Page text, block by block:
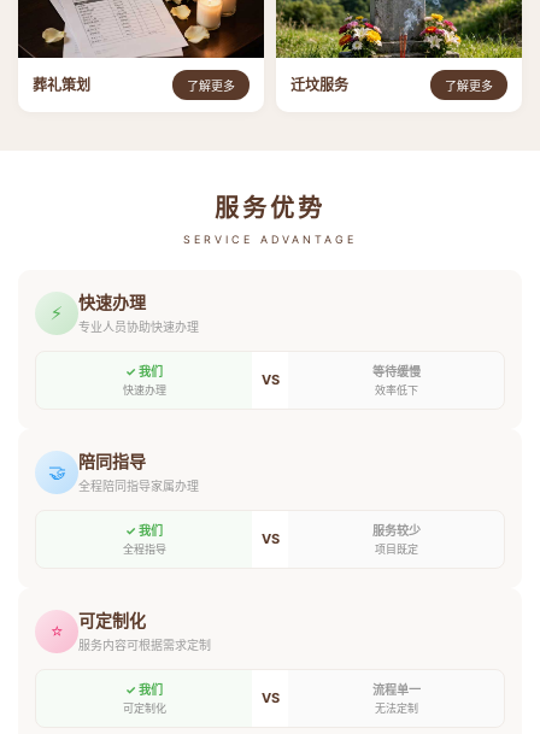
葬礼策划 了解更多 迁坟服务 了解更多
服务优势
SERVICE ADVANTAGE
⚡ 快速办理
专业人员协助快速办理
✓ 我们
快速办理
VS 等待缓慢
效率低下
🤝 陪同指导
全程陪同指导家属办理
✓ 我们
全程指导
VS 服务较少
项目既定
⭐ 可定制化
服务内容可根据需求定制
✓ 我们
可定制化
VS 流程单一
无法定制